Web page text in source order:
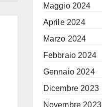
Maggio 2024
Aprile 2024
Marzo 2024
Febbraio 2024
Gennaio 2024
Dicembre 2023
Novembre 2023